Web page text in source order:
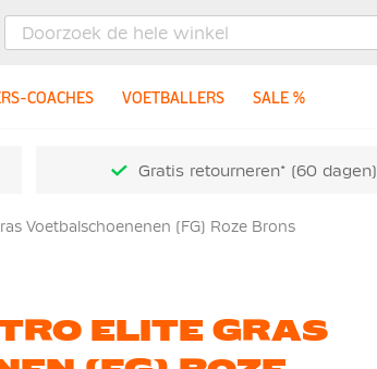
COACHES VOETBALLERS SALE %
Gratis retourneren* (60 dagen)
Voetbalschoenenen (FG) Roze Brons
ELITE GRAS